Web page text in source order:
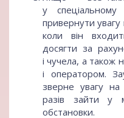
у
привернути
коли він
досягти за
і чучела, а також
і оператором.
зверне увагу на
разів зайти у
обстановки.